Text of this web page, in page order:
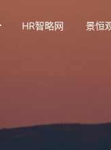
HR智略网 景恒